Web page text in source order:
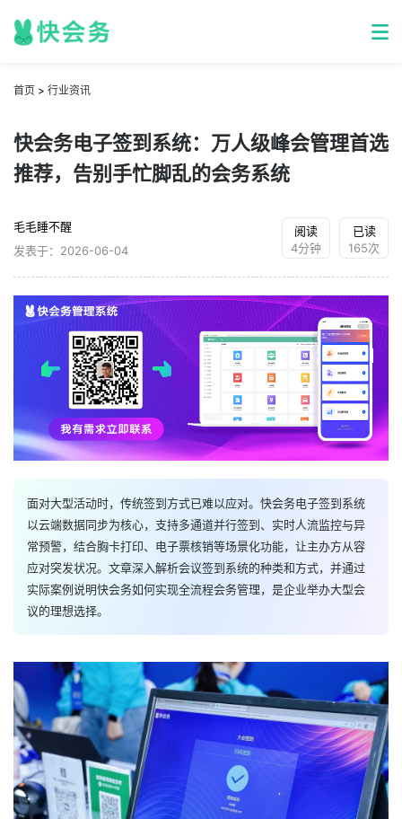
首页 > 行业资讯
快会务电子签到系统：万人级峰会管理首选
推荐，告别手忙脚乱的会务系统
毛毛睡不醒
发表于：2026-06-04
阅读
4分钟
已读
165次
面对大型活动时，传统签到方式已难以应对。快会务电子签到系统
以云端数据同步为核心，支持多通道并行签到、实时人流监控与异
常预警，结合胸卡打印、电子票核销等场景化功能，让主办方从容
应对突发状况。文章深入解析会议签到系统的种类和方式，并通过
实际案例说明快会务如何实现全流程会务管理，是企业举办大型会
议的理想选择。